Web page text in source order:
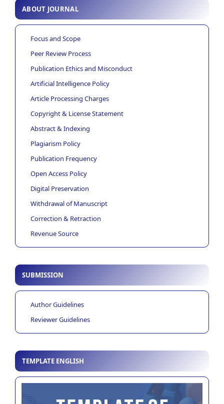
ABOUT JOURNAL
Focus and Scope
Peer Review Process
Publication Ethics and Misconduct
Artificial Intelligence Policy
Article Processing Charges
Copyright & License Statement
Abstract & Indexing
Plagiarism Policy
Publication Frequency
Open Access Policy
Digital Preservation
Withdrawal of Manuscript
Correction & Retraction
Revenue Source
SUBMISSION
Author Guidelines
Reviewer Guidelines
TEMPLATE ENGLISH